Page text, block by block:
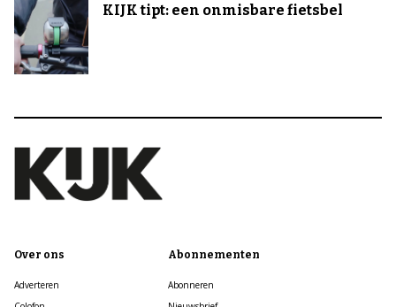
KIJK tipt: een onmisbare fietsbel
Over ons
Adverteren
Abonnementen
Abonneren